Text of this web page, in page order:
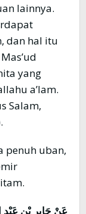
lainnya.
dan hal itu
yang
a’lam.
Salam,
penuh uban,
عَنْ جَابِرِ بْنِ عَبْدِ